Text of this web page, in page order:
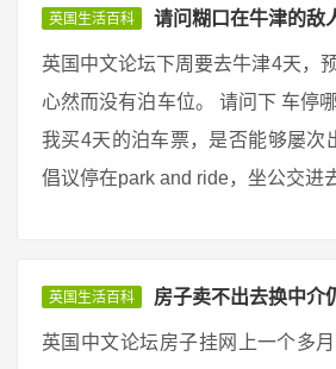
英国生活百科 请问糊口在牛津的敌
英国中文论坛下周要去牛津4天，
心然而没有泊车位。 请问下 车停
我买4天的泊车票，是否能够屡次
倡议停在park and ride，坐公交进
英国生活百科 房子卖不出去换中介
英国中文论坛房子挂网上一个多